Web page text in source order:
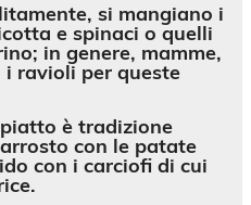
si mangiano i
e spinaci o quelli
in genere, mamme,
i ravioli per queste
è tradizione
con le patate
con i carciofi di cui